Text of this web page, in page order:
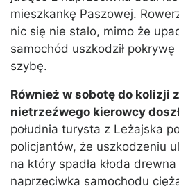
mieszkankę Paszowej.
nic się nie stało, mimo że
samochód uszkodził
szybę.
Również w sobotę do kolizji
nietrzeźwego kierowcy
południa turysta z Leżajska
policjantów, że uszkodzeniu
na który spadła kłoda
naprzeciwka samochodu